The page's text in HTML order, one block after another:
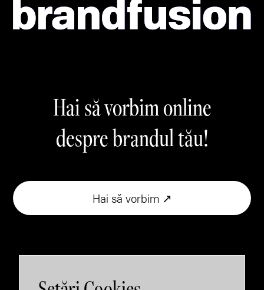
Hai să vorbim online
despre brandul tău!
Hai să vorbim ↗